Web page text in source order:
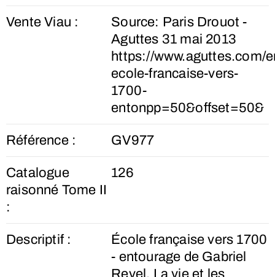
Vente Viau :
Source: Paris Drouot -
Aguttes 31 mai 2013
https://www.aguttes.com/
ecole-francaise-vers-
1700-
entonpp=50&offset=50&
Référence : GV977
Catalogue
raisonné Tome II
:
126
Descriptif :
École française vers 1700
- entourage de Gabriel
Revel. La vie et les